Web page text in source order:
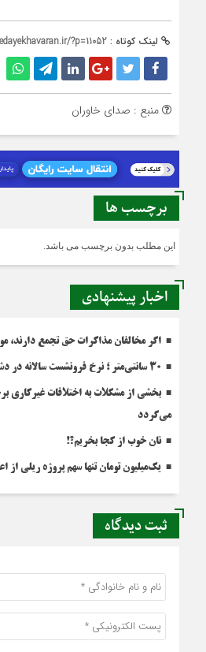
لینک کوتاه : ?p=11052
منبع : صدای خاوران
برچسب ها
این مطلب بدون برچسب می باشد.
اخبار پیشنهادی
اگر مخالفان مذاکرات حق تجمع دارند،
۳۰ سانتی‌متر ؛ نرخ فرونشست سالانه در دشت کاشمر!
بخشی از مشکلات به اختلافات غیرکاری
می‌گردد
نان خوب از کجا بخریم؟!
یک‌میلیون تومان تنها سهم پروژه ریلی از
ثبت دیدگاه